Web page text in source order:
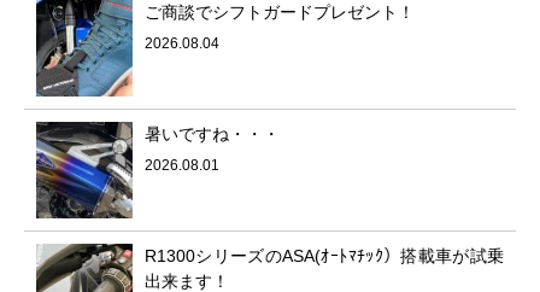
ご商談でシフトガードプレゼント！
2026.08.04
暑いですね・・・
2026.08.01
R1300シリーズのASA(ｵｰﾄﾏﾁｯｸ）搭載車が試乗
出来ます！